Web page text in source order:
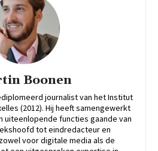
Boonen
journalist van het Institut
(2012). Hij heeft samengewerkt
uiteenlopende functies gaande van
tot eindredacteur en
voor digitale media als de